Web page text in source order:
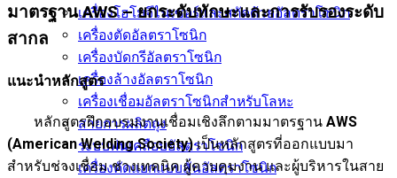
เครื่องโฮโมจีไนเซอร์และสกัดด้วยอัลตราโซนิก
เครื่องตัดอัลตราโซนิก
เครื่องบัดกรีอัลตราโซนิก
เครื่องล้างอัลตราโซนิก
เครื่องเชื่อมอัลตราโซนิกสำหรับโลหะ
สายการผลิตถุง
ระบบพ่นเคลือบอัลตราโซนิก
เครื่องคัดแยกแบบสั่นอัลตราโซนิก
มาตรฐาน AWS – ยกระดับทักษะและการรับรองระดับ
สากล
แนะนำหลักสูตร
หลักสูตรฝึกอบรมงานเชื่อมเชิงลึกตามมาตรฐาน AWS
(American Welding Society)เป็นหลักสูตรที่ออกแบบมา
สำหรับช่างเชื่อม ช่างเทคนิค ผู้ควบคุมงาน และผู้บริหารในสาย